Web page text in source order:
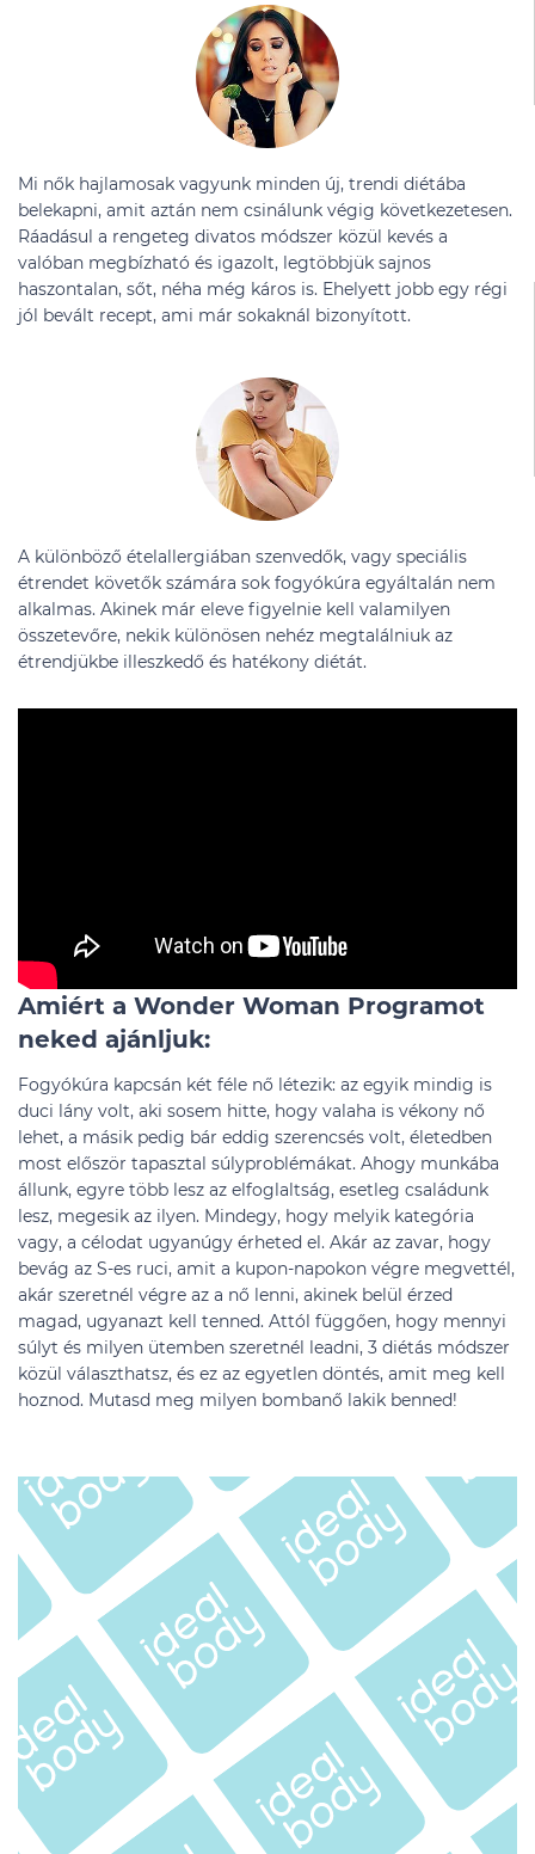
Mi nők hajlamosak vagyunk minden új, trendi diétába
belekapni, amit aztán nem csinálunk végig következetesen.
Ráadásul a rengeteg divatos módszer közül kevés a
valóban megbízható és igazolt, legtöbbjük sajnos
haszontalan, sőt, néha még káros is. Ehelyett jobb egy régi
jól bevált recept, ami már sokaknál bizonyított.
A különböző ételallergiában szenvedők, vagy speciális
étrendet követők számára sok fogyókúra egyáltalán nem
alkalmas. Akinek már eleve figyelnie kell valamilyen
összetevőre, nekik különösen nehéz megtalálniuk az
étrendjükbe illeszkedő és hatékony diétát.
Amiért a Wonder Woman Programot
neked ajánljuk:
Fogyókúra kapcsán két féle nő létezik: az egyik mindig is
duci lány volt, aki sosem hitte, hogy valaha is vékony nő
lehet, a másik pedig bár eddig szerencsés volt, életedben
most először tapasztal súlyproblémákat. Ahogy munkába
állunk, egyre több lesz az elfoglaltság, esetleg családunk
lesz, megesik az ilyen. Mindegy, hogy melyik kategória
vagy, a célodat ugyanúgy érheted el. Akár az zavar, hogy
bevág az S-es ruci, amit a kupon-napokon végre megvettél,
akár szeretnél végre az a nő lenni, akinek belül érzed
magad, ugyanazt kell tenned. Attól függően, hogy mennyi
súlyt és milyen ütemben szeretnél leadni, 3 diétás módszer
közül választhatsz, és ez az egyetlen döntés, amit meg kell
hoznod. Mutasd meg milyen bombanő lakik benned!